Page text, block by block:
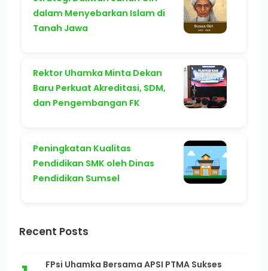
dalam Menyebarkan Islam di
Tanah Jawa
Rektor Uhamka Minta Dekan
Baru Perkuat Akreditasi, SDM,
dan Pengembangan FK
Peningkatan Kualitas
Pendidikan SMK oleh Dinas
Pendidikan Sumsel
Recent Posts
FPsi Uhamka Bersama APSI PTMA Sukses